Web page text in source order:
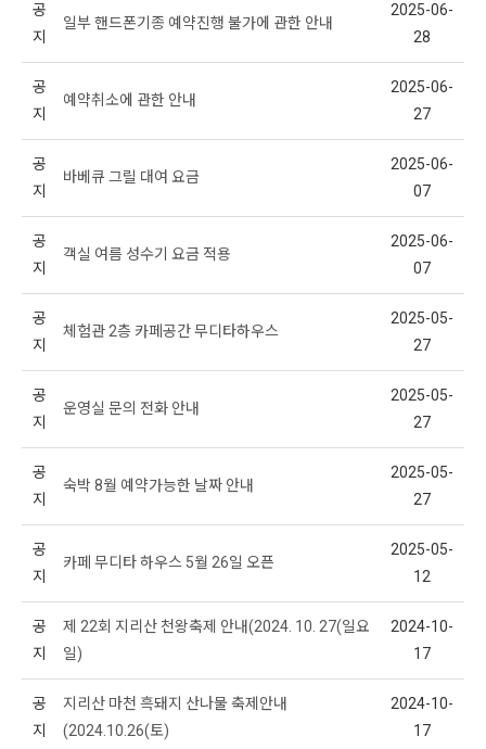
공
지
일부 핸드폰기종 예약진행 불가에 관한 안내
2025-06-
28
공
지
예약취소에 관한 안내
2025-06-
27
공
지
바베큐 그릴 대여 요금
2025-06-
07
공
지
객실 여름 성수기 요금 적용
2025-06-
07
공
지
체험관 2층 카페공간 무디타하우스
2025-05-
27
공
지
운영실 문의 전화 안내
2025-05-
27
공
지
숙박 8월 예약가능한 날짜 안내
2025-05-
27
공
지
카페 무디타 하우스 5월 26일 오픈
2025-05-
12
공
지
제 22회 지리산 천왕축제 안내(2024. 10. 27(일요
일)
2024-10-
17
공
지
지리산 마천 흑돼지 산나물 축제안내
(2024.10.26(토)
2024-10-
17